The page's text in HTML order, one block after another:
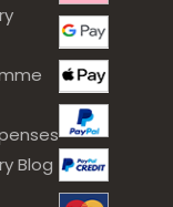
Blog